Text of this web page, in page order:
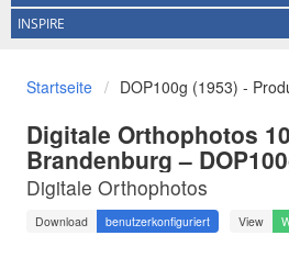
INSPIRE
Startseite DOP100g (1953) -
Digitale Orthophotos
Brandenburg –
Digitale Orthophotos
Download benutzerkonfiguriert View